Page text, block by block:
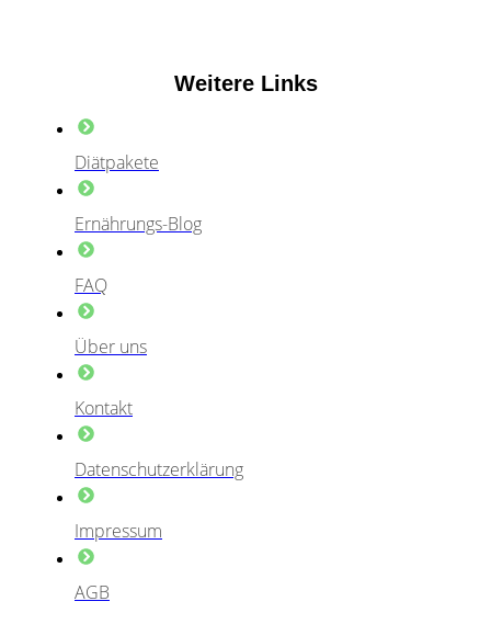
Weitere Links
Diätpakete
Ernährungs-Blog
FAQ
Über uns
Kontakt
Datenschutzerklärung
Impressum
AGB